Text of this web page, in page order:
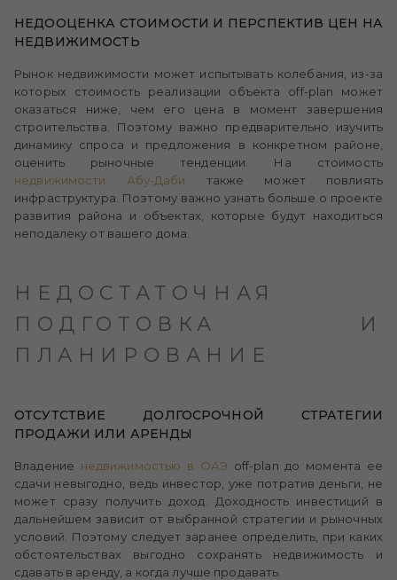
НЕДООЦЕНКА СТОИМОСТИ И ПЕРСПЕКТИВ ЦЕН НА
НЕДВИЖИМОСТЬ
Рынок недвижимости может испытывать колебания, из-за
которых стоимость реализации объекта off-plan может
оказаться ниже, чем его цена в момент завершения
строительства. Поэтому важно предварительно изучить
динамику спроса и предложения в конкретном районе,
оценить рыночные тенденции. На стоимость
недвижимости Абу-Даби
также может повлиять
инфраструктура. Поэтому важно узнать больше о проекте
развития района и объектах, которые будут находиться
неподалеку от вашего дома.
НЕДОСТАТОЧНАЯ
ПОДГОТОВКА И
ПЛАНИРОВАНИЕ
ОТСУТСТВИЕ ДОЛГОСРОЧНОЙ СТРАТЕГИИ
ПРОДАЖИ ИЛИ АРЕНДЫ
Владение недвижимостью в ОАЭ off-plan до момента ее
сдачи невыгодно, ведь инвестор, уже потратив деньги, не
может сразу получить доход. Доходность инвестиций в
дальнейшем зависит от выбранной стратегии и рыночных
условий. Поэтому следует заранее определить, при каких
обстоятельствах выгодно сохранять недвижимость и
сдавать в аренду, а когда лучше продавать.